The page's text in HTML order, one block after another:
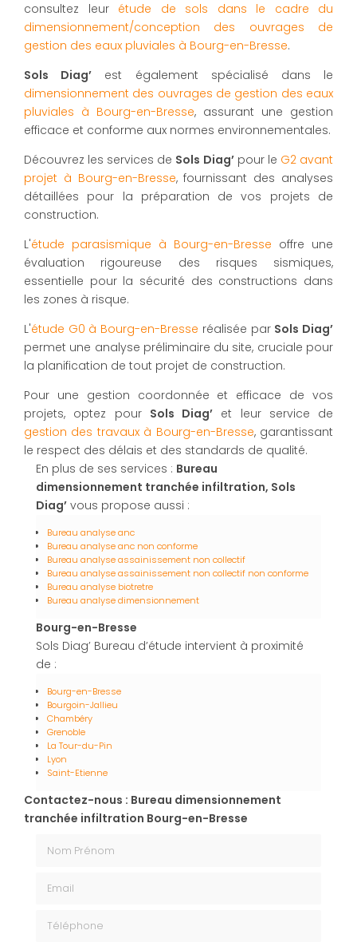
consultez leur étude de sols dans le cadre du
dimensionnement/conception des ouvrages de
gestion des eaux pluviales à Bourg-en-Bresse.
Sols Diag’ est également spécialisé dans le
dimensionnement des ouvrages de gestion des eaux
pluviales à Bourg-en-Bresse, assurant une gestion
efficace et conforme aux normes environnementales.
Découvrez les services de Sols Diag’pour le G2 avant
projet à Bourg-en-Bresse, fournissant des analyses
détaillées pour la préparation de vos projets de
construction.
L'étude parasismique à Bourg-en-Bresse offre une
évaluation rigoureuse des risques sismiques,
essentielle pour la sécurité des constructions dans
les zones à risque.
L'étude G0 à Bourg-en-Bresse réalisée par Sols Diag’
permet une analyse préliminaire du site, cruciale pour
la planification de tout projet de construction.
Pour une gestion coordonnée et efficace de vos
projets, optez pour Sols Diag’ et leur service de
gestion des travaux à Bourg-en-Bresse, garantissant
le respect des délais et des standards de qualité.
En plus de ses services : Bureau
dimensionnement tranchée infiltration, Sols
Diag’ vous propose aussi :
Bureau analyse anc
Bureau analyse anc non conforme
Bureau analyse assainissement non collectif
Bureau analyse assainissement non collectif non conforme
Bureau analyse biotretre
Bureau analyse dimensionnement
Bourg-en-Bresse
Sols Diag’ Bureau d’étude intervient à proximité
de :
Bourg-en-Bresse
Bourgoin-Jallieu
Chambéry
Grenoble
La Tour-du-Pin
Lyon
Saint-Etienne
Contactez-nous : Bureau dimensionnement
tranchée infiltration Bourg-en-Bresse
Nom Prénom
Téléphone